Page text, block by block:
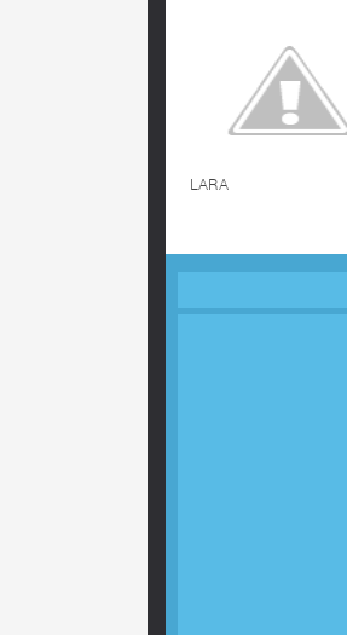
LARA